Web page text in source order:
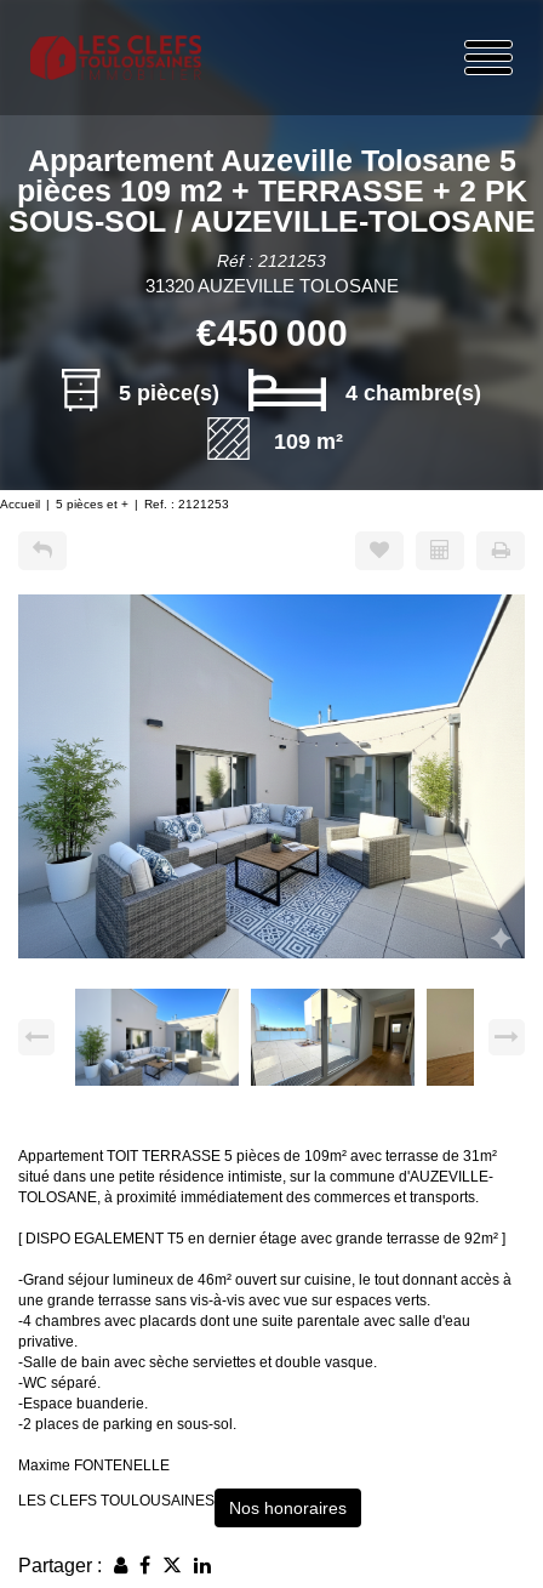
Appartement Auzeville Tolosane 5
pièces 109 m2 + TERRASSE + 2 PK
SOUS-SOL / AUZEVILLE-TOLOSANE
Réf : 2121253
31320 AUZEVILLE TOLOSANE
€450 000
5 pièce(s)
4 chambre(s)
109 m²
Accueil 5 pièces et + Ref. : 2121253
Appartement TOIT TERRASSE 5 pièces de 109m² avec terrasse de 31m²
situé dans une petite résidence intimiste, sur la commune d'AUZEVILLE-
TOLOSANE, à proximité immédiatement des commerces et transports.
[ DISPO EGALEMENT T5 en dernier étage avec grande terrasse de 92m² ]
-Grand séjour lumineux de 46m² ouvert sur cuisine, le tout donnant accès à
une grande terrasse sans vis-à-vis avec vue sur espaces verts.
-4 chambres avec placards dont une suite parentale avec salle d'eau
privative.
-Salle de bain avec sèche serviettes et double vasque.
-WC séparé.
-Espace buanderie.
-2 places de parking en sous-sol.
Maxime FONTENELLE
LES CLEFS TOULOUSAINES Nos honoraires
Partager :